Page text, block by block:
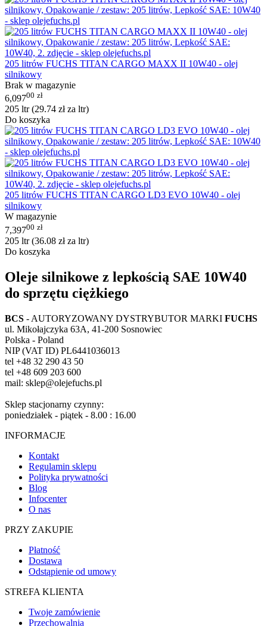
205 litrów FUCHS TITAN CARGO MAXX II 10W40 - olej
silnikowy
Brak w magazynie
6,09700 zł
205 ltr (29.74 złza ltr)
Do koszyka
205 litrów FUCHS TITAN CARGO LD3 EVO 10W40 - olej
silnikowy
W magazynie
7,39700 zł
205 ltr (36.08 złza ltr)
Do koszyka
Oleje silnikowe z lepkością SAE 10W40
do sprzętu ciężkiego
BCS - AUTORYZOWANY DYSTRYBUTOR MARKI FUCHS
ul. Mikołajczyka 63A, 41-200 Sosnowiec
Polska - Poland
NIP (VAT ID) PL6441036013
tel +48 32 290 43 50
tel +48 609 203 600
mail: sklep@olejefuchs.pl
Sklep stacjonarny czynny:
poniedziałek - piątek - 8.00 : 16.00
INFORMACJE
Kontakt
Regulamin sklepu
Polityka prywatności
Blog
Infocenter
O nas
PRZY ZAKUPIE
Płatność
Dostawa
Odstąpienie od umowy
STREFA KLIENTA
Twoje zamówienie
Przechowalnia